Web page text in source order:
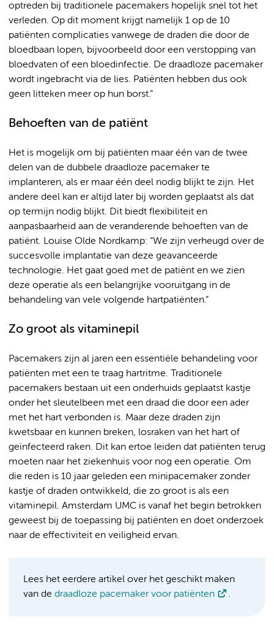
optreden bij traditionele pacemakers hopelijk snel tot het
verleden. Op dit moment krijgt namelijk 1 op de 10
patiënten complicaties vanwege de draden die door de
bloedbaan lopen, bijvoorbeeld door een verstopping van
bloedvaten of een bloedinfectie. De draadloze pacemaker
wordt ingebracht via de lies. Patiënten hebben dus ook
geen litteken meer op hun borst.”
Behoeften van de patiënt
Het is mogelijk om bij patiënten maar één van de twee
delen van de dubbele draadloze pacemaker te
implanteren, als er maar één deel nodig blijkt te zijn. Het
andere deel kan er altijd later bij worden geplaatst als dat
op termijn nodig blijkt. Dit biedt flexibiliteit en
aanpasbaarheid aan de veranderende behoeften van de
patiënt. Louise Olde Nordkamp: “We zijn verheugd over de
succesvolle implantatie van deze geavanceerde
technologie. Het gaat goed met de patiënt en we zien
deze operatie als een belangrijke vooruitgang in de
behandeling van vele volgende hartpatiënten.”
Zo groot als vitaminepil
Pacemakers zijn al jaren een essentiële behandeling voor
patiënten met een te traag hartritme. Traditionele
pacemakers bestaan uit een onderhuids geplaatst kastje
onder het sleutelbeen met een draad die door een ader
met het hart verbonden is. Maar deze draden zijn
kwetsbaar en kunnen breken, losraken van het hart of
geïnfecteerd raken. Dit kan ertoe leiden dat patiënten terug
moeten naar het ziekenhuis voor nog een operatie. Om
die reden is 10 jaar geleden een minipacemaker zonder
kastje of draden ontwikkeld, die zo groot is als een
vitaminepil. Amsterdam UMC is vanaf het begin betrokken
geweest bij de toepassing bij patiënten en doet onderzoek
naar de effectiviteit en veiligheid ervan.
Lees het eerdere artikel over het geschikt maken
van de draadloze pacemaker voor patiënten .